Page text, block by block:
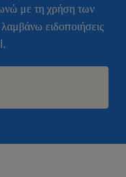
με τη χρήση των
ειδοποιήσεις